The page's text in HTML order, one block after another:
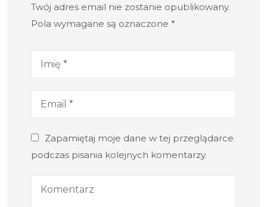
Twój adres email nie zostanie opublikowany.
Pola wymagane są oznaczone *
Zapamiętaj moje dane w tej przeglądarce
podczas pisania kolejnych komentarzy.